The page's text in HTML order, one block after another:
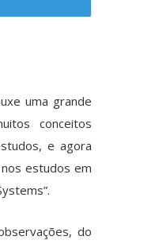
uma grande
conceitos
e agora
estudos em
do